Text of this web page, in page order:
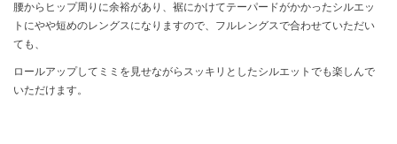
腰からヒップ周りに余裕があり、裾にかけてテーパードがかかったシルエッ
トにやや短めのレングスになりますので、フルレングスで合わせていただい
ても、
ロールアップしてミミを見せながらスッキリとしたシルエットでも楽しんで
いただけます。